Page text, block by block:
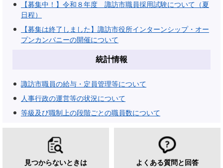
【募集中！】令和８年度 諏訪市職員採用試験について（夏
日程）
【募集は終了しました】諏訪市役所インターンシップ・オー
プンカンパニーの開催について
統計情報
諏訪市職員の給与・定員管理等について
人事行政の運営等の状況について
等級及び職制上の段階ごとの職員数について
見つからないときは よくある質問と回答